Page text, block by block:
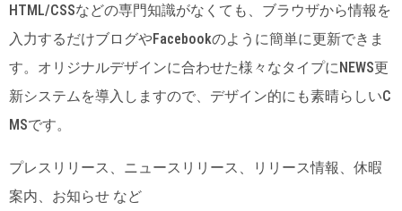
HTML/CSSなどの専門知識がなくても、ブラウザから情報を
入力するだけブログやFacebookのように簡単に更新できま
す。オリジナルデザインに合わせた様々なタイプにNEWS更
新システムを導入しますので、デザイン的にも素晴らしいC
MSです。
プレスリリース、ニュースリリース、リリース情報、休暇
案内、お知らせ など